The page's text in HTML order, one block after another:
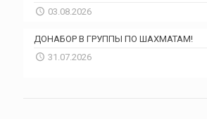
03.08.2026
ДОНАБОР В ГРУППЫ ПО ШАХМАТАМ!
31.07.2026